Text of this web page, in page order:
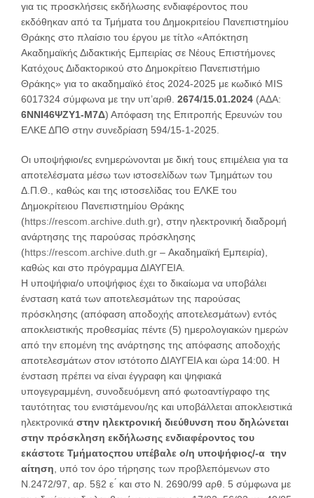
για τις προσκλήσεις εκδήλωσης ενδιαφέροντος που
εκδόθηκαν από τα Τμήματα του Δημοκριτείου Πανεπιστημίου
Θράκης στο πλαίσιο του έργου με τίτλο «Απόκτηση
Ακαδημαϊκής Διδακτικής Εμπειρίας σε Νέους Επιστήμονες
Κατόχους Διδακτορικού στο Δημοκρίτειο Πανεπιστήμιο
Θράκης» για το ακαδημαϊκό έτος 2024-2025 με κωδικό ΜIS
6017324 σύμφωνα με την υπ’αριθ. 2674/15.01.2024 (ΑΔΑ:
6ΝΝΙ46ΨΖΥ1-Μ7Δ) Απόφαση της Επιτροπής Ερευνών του
ΕΛΚΕ ΔΠΘ στην συνεδρίαση 594/15-1-2025.
Οι υποψήφιοι/ες ενημερώνονται με δική τους επιμέλεια για τα
αποτελέσματα μέσω των ιστοσελίδων των Τμημάτων του
Δ.Π.Θ., καθώς και της ιστοσελίδας του ΕΛΚΕ του
Δημοκρίτειου Πανεπιστημίου Θράκης
(https://rescom.archive.duth.gr), στην ηλεκτρονική διαδρομή
ανάρτησης της παρούσας πρόσκλησης
(https://rescom.archive.duth.gr – Ακαδημαϊκή Εμπειρία),
καθώς και στο πρόγραμμα ΔΙΑΥΓΕΙΑ.
Η υποψήφια/ο υποψήφιος έχει το δικαίωμα να υποβάλει
ένσταση κατά των αποτελεσμάτων της παρούσας
πρόσκλησης (απόφαση αποδοχής αποτελεσμάτων) εντός
αποκλειστικής προθεσμίας πέντε (5) ημερολογιακών ημερών
από την επομένη της ανάρτησης της απόφασης αποδοχής
αποτελεσμάτων στον ιστότοπο ΔΙΑΥΓΕΙΑ και ώρα 14:00. Η
ένσταση πρέπει να είναι έγγραφη και ψηφιακά
υπογεγραμμένη, συνοδευόμενη από φωτοαντίγραφο της
ταυτότητας του ενιστάμενου/ης και υποβάλλεται αποκλειστικά
ηλεκτρονικά στην ηλεκτρονική διεύθυνση που δηλώνεται
στην πρόσκληση εκδήλωσης ενδιαφέροντος του
εκάστοτε Τμήματοςπου υπέβαλε ο/η υποψήφιος/-α την
αίτηση , υπό τον όρο τήρησης των προβλεπόμενων στο
Ν.2472/97, αρ. 5§2 ε ́ και στο Ν. 2690/99 αρθ. 5 σύμφωνα με